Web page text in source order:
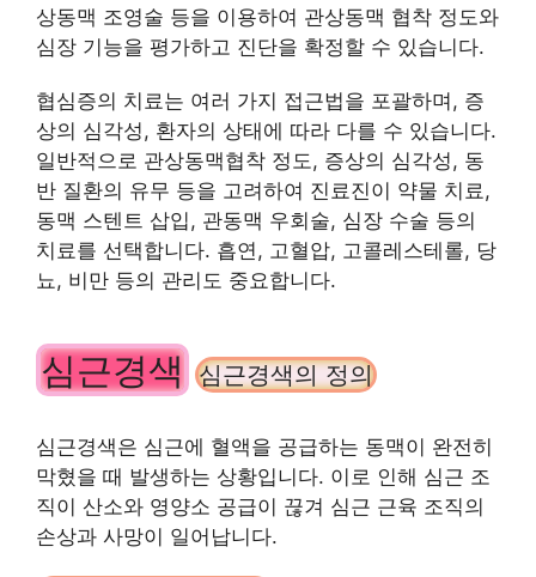
상동맥 조영술 등을 이용하여 관상동맥 협착 정도와
심장 기능을 평가하고 진단을 확정할 수 있습니다.
협심증의 치료는 여러 가지 접근법을 포괄하며, 증
상의 심각성, 환자의 상태에 따라 다를 수 있습니다.
일반적으로 관상동맥협착 정도, 증상의 심각성, 동
반 질환의 유무 등을 고려하여 진료진이 약물 치료,
동맥 스텐트 삽입, 관동맥 우회술, 심장 수술 등의
치료를 선택합니다. 흡연, 고혈압, 고콜레스테롤, 당
뇨, 비만 등의 관리도 중요합니다.
심근경색 심근경색의 정의
심근경색은 심근에 혈액을 공급하는 동맥이 완전히
막혔을 때 발생하는 상황입니다. 이로 인해 심근 조
직이 산소와 영양소 공급이 끊겨 심근 근육 조직의
손상과 사망이 일어납니다.